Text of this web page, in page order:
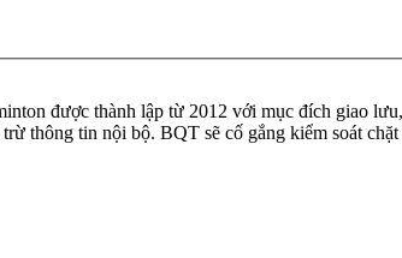
được thành lập từ 2012 với mục đích giao
thông tin nội bộ. BQT sẽ cố gắng kiểm soát